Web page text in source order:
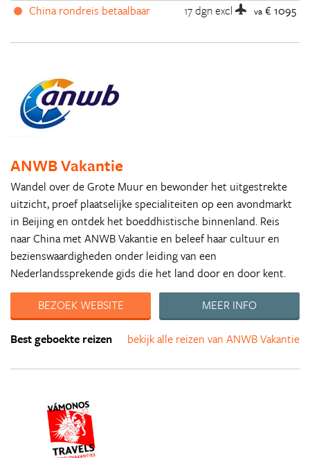
China rondreis betaalbaar 17 dgnexcl va € 1095
ANWB Vakantie
Wandel over de Grote Muur en bewonder het uitgestrekte
uitzicht, proef plaatselijke specialiteiten op een avondmarkt
in Beijing en ontdek het boeddhistische binnenland. Reis
naar China met ANWB Vakantie en beleef haar cultuur en
bezienswaardigheden onder leiding van een
Nederlandssprekende gids die het land door en door kent.
BEZOEK WEBSITE
MEER INFO
bekijk alle reizen van ANWB Vakantie
Best geboekte reizen